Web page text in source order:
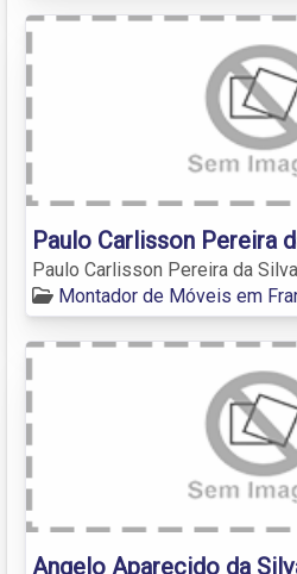
Paulo Carlisson Pereira
Paulo Carlisson Pereira da Silva
Montador de Móveis em
Angelo Aparecido da